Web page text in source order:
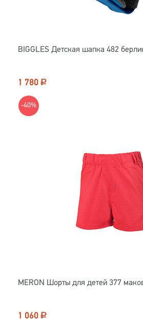
BIGGLES Детская шапка 482
1 780 Р
-40%
MERON Шорты для детей 377
1 060 Р